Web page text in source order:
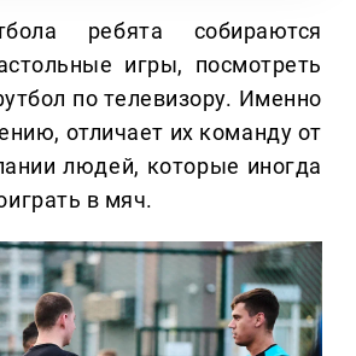
ребята собираются
игры, посмотреть
по телевизору. Именно
отличает их команду от
людей, которые иногда
в мяч.